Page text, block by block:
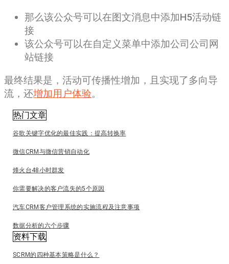
那么该公众号可以在图文消息中添加H5活动链
接
该公众号可以在自定义菜单中添加公司公司网
站链接
最终结果是，活动可传播性增加，且实现了多向导
流，还增加用户体验。
热门文章
谷歌关键字优化的最佳实践：提高转换率
微信CRM与微信营销自动化
烽火台48小时群发
你需要解决的客户流失的5个原因
汽车CRM客户管理系统的实施流程及注意事项
数据分析的六个步骤
资料下载
SCRM的四种基本策略是什么？